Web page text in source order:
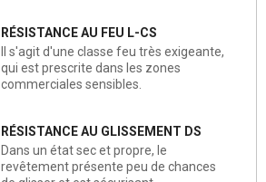
RÉSISTANCE AU FEU L-CS
Il s'agit d'une classe feu très exigeante,
qui est prescrite dans les zones
commerciales sensibles.
RÉSISTANCE AU GLISSEMENT DS
Dans un état sec et propre, le
revêtement présente peu de chances